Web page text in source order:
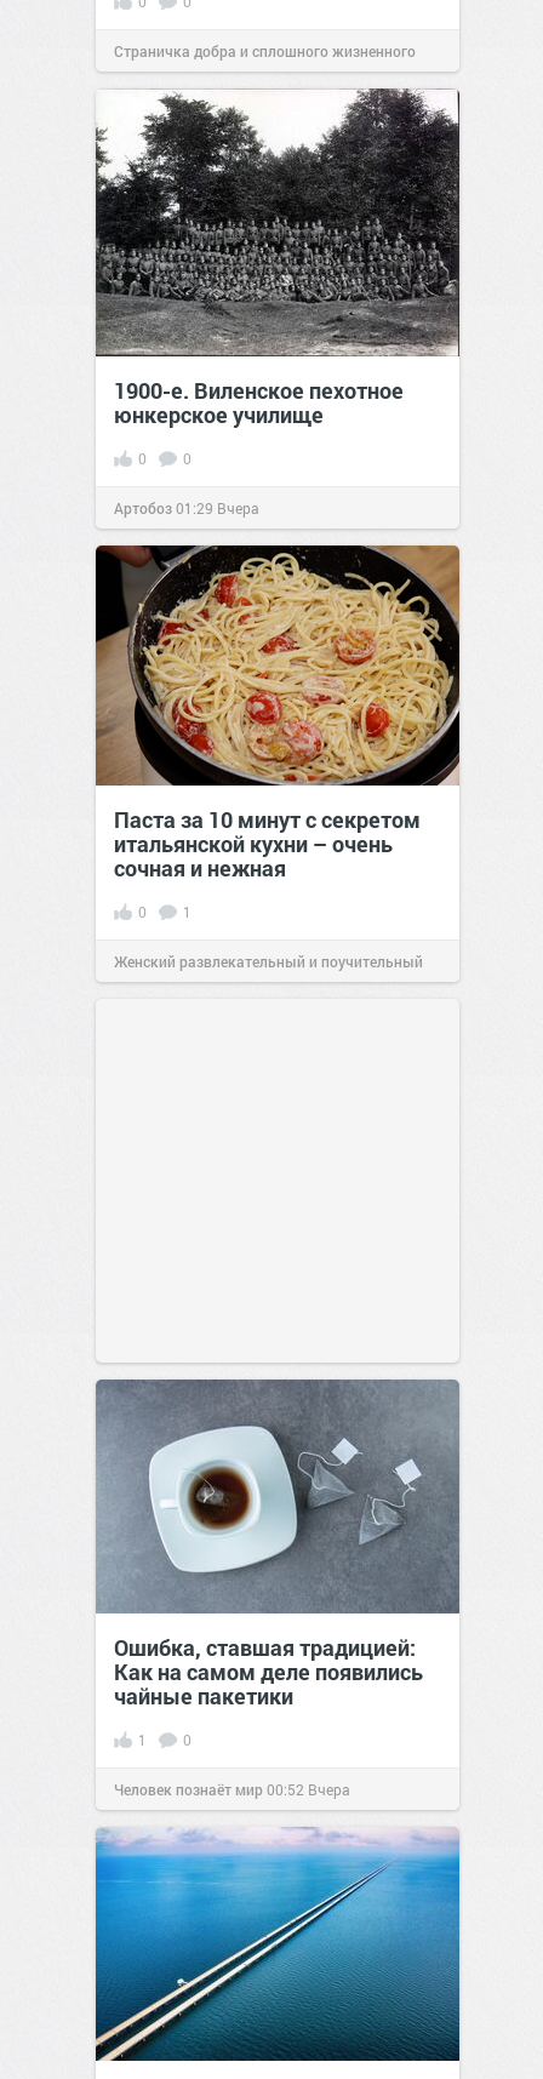
Страничка добра и сплошного жизненного
позитива!00:29Вчера
1900-е. Виленское пехотное
юнкерское училище
0 0
Артобоз01:29 Вчера
Паста за 10 минут с секретом
итальянской кухни – очень
сочная и нежная
0 1
Женский развлекательный и поучительный
Ошибка, ставшая традицией:
Как на самом деле появились
чайные пакетики
1 0
Человек познаёт мир00:52 Вчера